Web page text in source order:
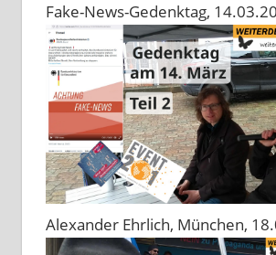
Fake-News-Gedenktag,
Alexander Ehrlich, München,